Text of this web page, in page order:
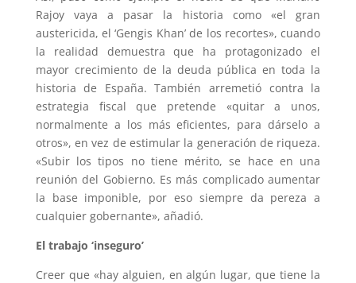
Rajoy vaya a pasar la historia como «el gran
austericida, el ‘Gengis Khan’ de los recortes», cuando
la realidad demuestra que ha protagonizado el
mayor crecimiento de la deuda pública en toda la
historia de España. También arremetió contra la
estrategia fiscal que pretende «quitar a unos,
normalmente a los más eficientes, para dárselo a
otros», en vez de estimular la generación de riqueza.
«Subir los tipos no tiene mérito, se hace en una
reunión del Gobierno. Es más complicado aumentar
la base imponible, por eso siempre da pereza a
cualquier gobernante», añadió.
El trabajo ‘inseguro’
Creer que «hay alguien, en algún lugar, que tiene la